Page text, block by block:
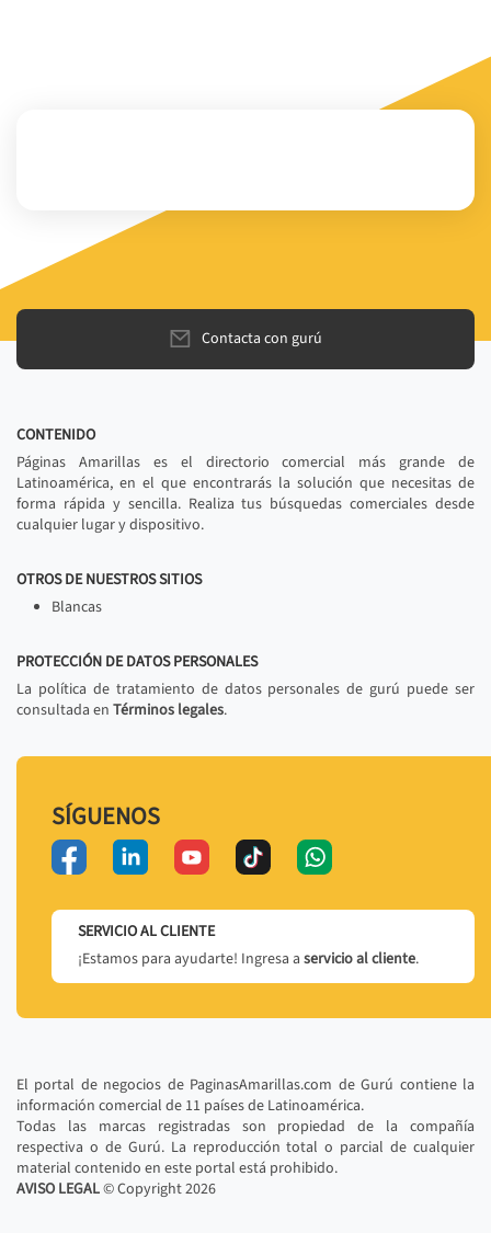
Contacta con gurú
CONTENIDO
Páginas Amarillas es el directorio comercial más grande de
Latinoamérica, en el que encontrarás la solución que necesitas de
forma rápida y sencilla. Realiza tus búsquedas comerciales desde
cualquier lugar y dispositivo.
OTROS DE NUESTROS SITIOS
Blancas
PROTECCIÓN DE DATOS PERSONALES
La política de tratamiento de datos personales de gurú puede ser
consultada en Términos legales.
SÍGUENOS
SERVICIO AL CLIENTE
¡Estamos para ayudarte! Ingresa a servicio al cliente.
El portal de negocios de PaginasAmarillas.com de Gurú contiene la
información comercial de 11 países de Latinoamérica.
Todas las marcas registradas son propiedad de la compañía
respectiva o de Gurú. La reproducción total o parcial de cualquier
material contenido en este portal está prohibido.
AVISO LEGAL© Copyright2026